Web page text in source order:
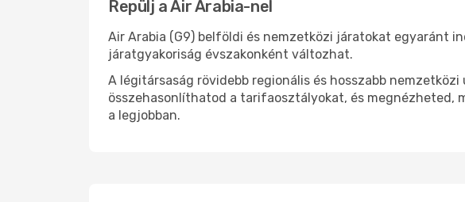
Repülj a Air Arabia-nel
Air Arabia (G9) belföldi és nemzetközi járatokat egyaránt
járatgyakoriság évszakonként változhat.
A légitársaság rövidebb regionális és hosszabb
összehasonlíthatod a tarifaosztályokat, és megnézheted,
a legjobban.